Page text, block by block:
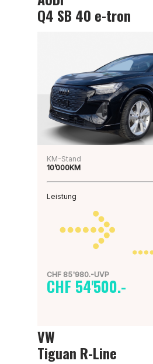
Q4 SB 40 e-tron
KM-Stand
10’000KM
Leistung
CHF 85'980.-UVP
CHF 54'500.-
VW
Tiguan R-Line